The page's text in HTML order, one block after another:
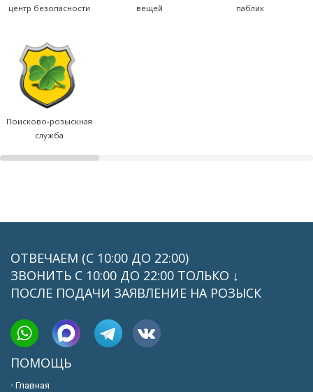
центр безопасности
вещей
паблик
Поисково-розыскная
служба
ОТВЕЧАЕМ (С 10:00 ДО 22:00)
ЗВОНИТЬ C 10:00 ДО 22:00 ТОЛЬКО ↓
ПОСЛЕ ПОДАЧИ ЗАЯВЛЕНИЕ НА РОЗЫСК
ПОМОЩЬ
Главная